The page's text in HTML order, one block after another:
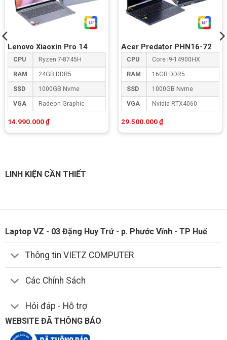
Lenovo Xiaoxin Pro 14
CPU Ryzen 7-8745H
RAM 24GB DDR5
SSD 1000GB Nvme
VGA Radeon Graphic
14.990.000₫
Acer Predator PHN16-72
CPU Core i9-14900HX
RAM 16GB DDR5
SSD 1000GB Nvme
VGA Nvidia RTX4060
29.500.000₫
LINH KIỆN CẦN THIẾT
Laptop VZ - 03 Đặng Huy Trứ - p. Phước Vĩnh - TP Huế
Thông tin VIETZ COMPUTER
Các Chính Sách
Hỏi đáp - Hỗ trợ
WEBSITE ĐÃ THÔNG BÁO